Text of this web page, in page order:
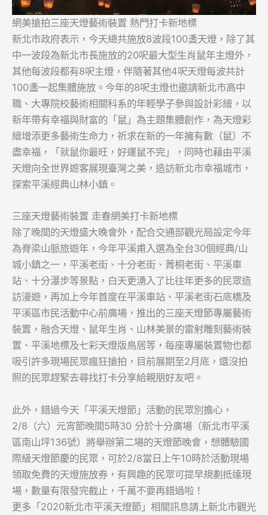
網美搶拍三座天燈藝術裝置 熱門打卡新地標
新北市政府表示，今天總共施放8波段100盞天燈，除了其
中一波段為新北市長施放的20呎最大型生肖鼠年主燈外，
其他每波段都有8呎主燈，伴隨著其他4呎天燈每波共計
100盞一起集體施放。今年的8呎主燈也邀請新北市高中
職、大專院校藝術相關科系的年輕學子參與設計彩繪，以
新年帶有幸福與財富的「鼠」為主題集體創作，為天燈彩
繪增添更多藝術生命力，祈求在新的一年擁有數（鼠）不
盡幸福，「就鼠你最旺，好運鼠不完」，同時也藉由平溪
天燈向全世界遊客展現臺灣之美，造訪新北市幸福城市，
探索平溪經典山林小鎮。
三座天燈藝術裝置 走春網美打卡新地標
除了晚間的天燈盛大晚會外，配合交通部觀光局設定今年
為脊梁山脈旅遊年，今年平溪甫入選為全台30個經典/山
城小鎮之一，平溪老街、十分老街、菁桐老街、平溪車
站、十分瀑步等景點，白天更湧入了比往年更多的民眾造
訪漫遊，再加上今年首度在平溪車站、平溪老街石底橋及
平溪區市民活動中心前廣場，推出的三座天燈節專屬藝術
裝置，融合天燈、鼠年生肖、山林美景的雷射雕刻藝術裝
置、平溪地標及七彩天燈版鳥居等，每座專屬裝置物也都
吸引許多現場民眾瘋狂搶拍，目前展期至2月底，還沒拍
照的民眾趕緊去尋找打卡分享給親朋好友吧。
此外，錯過今天「平溪天燈節」活動的民眾別擔心，
2/8（六）元宵節晚間5時30 分於十分廣場（新北市平溪
區南山坪136號）將舉辦第二場的天燈節晚會，想體驗國
際級天燈節慶的民眾，可於2/8當日上午10時於活動現場
領取免費的天燈施放券，有興趣的民眾可提早規劃抵達現
場，數量有限發完截止，千萬不要再錯過啦！
更多「2020新北市平溪天燈節」相關訊息請上新北市觀光